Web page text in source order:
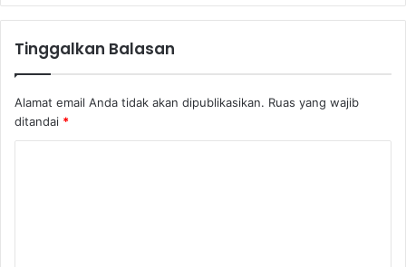
Tinggalkan Balasan
Alamat email Anda tidak akan dipublikasikan. Ruas yang wajib
ditandai *